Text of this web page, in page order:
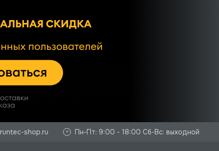
shop.ru Пн-Пт: 9:00 - 18:00 Сб-Вс: выходной